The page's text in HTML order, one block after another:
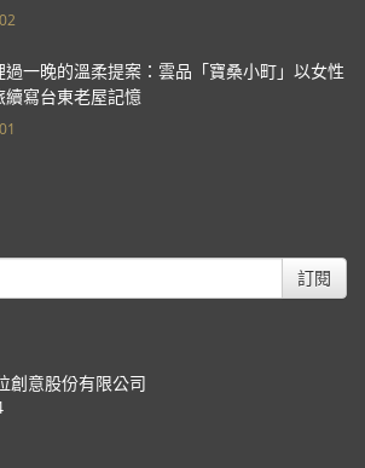
過一晚的溫柔提案：雲品「寶桑小町」以女性
續寫台東老屋記憶
訂閱
創意股份有限公司